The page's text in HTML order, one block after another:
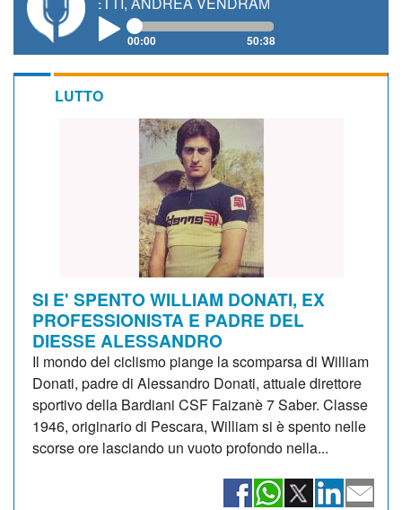
00:00 50:38
LUTTO
SI E' SPENTO WILLIAM DONATI, EX
PROFESSIONISTA E PADRE DEL
DIESSE ALESSANDRO
Il mondo del ciclismo piange la scomparsa di William
Donati, padre di Alessandro Donati, attuale direttore
sportivo della Bardiani CSF Faizanè 7 Saber. Classe
1946, originario di Pescara, William si è spento nelle
scorse ore lasciando un vuoto profondo nella...